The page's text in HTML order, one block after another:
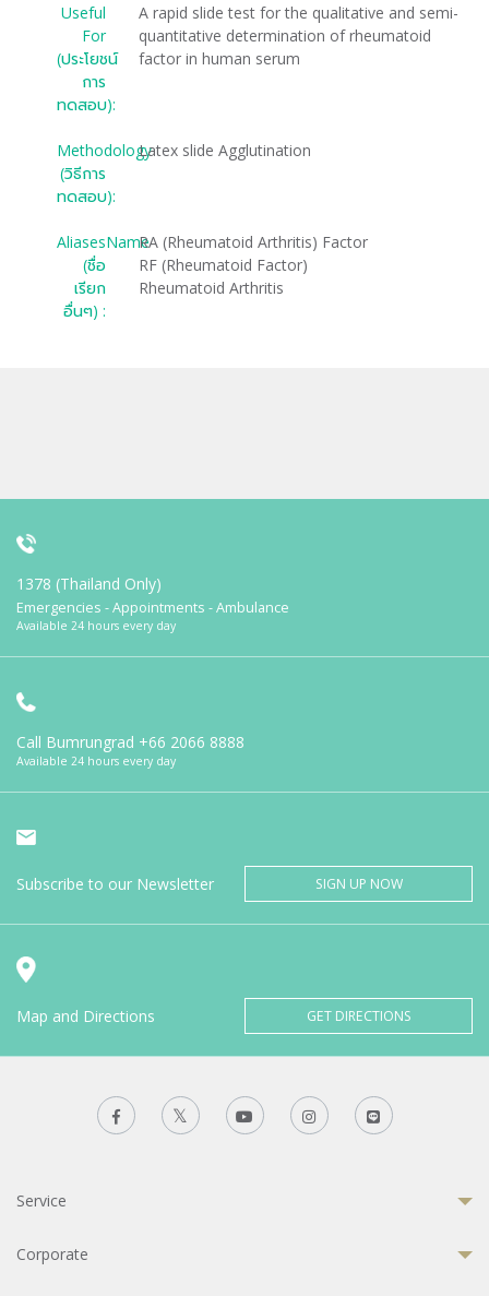
Useful
For
(ประโยชน์
การ
ทดสอบ):
A rapid slide test for the qualitative and semi-
quantitative determination of rheumatoid
factor in human serum
Methodology
(วิธีการ
ทดสอบ):
Latex slide Agglutination
AliasesName
(ชื่อ
เรียก
อื่นๆ) :
RA (Rheumatoid Arthritis) Factor
RF (Rheumatoid Factor)
Rheumatoid Arthritis
1378 (Thailand Only)
Emergencies - Appointments - Ambulance
Available 24 hours every day
Call Bumrungrad +66 2066 8888
Available 24 hours every day
Subscribe to our Newsletter SIGN UP NOW
Map and Directions GET DIRECTIONS
Service
Corporate